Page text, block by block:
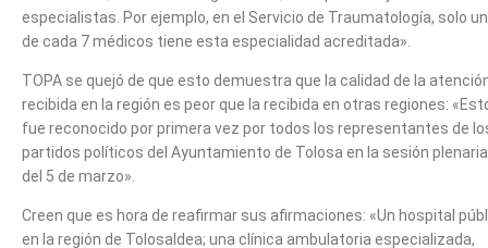
especialistas. Por ejemplo, en el Servicio de Traumatología, solo
de cada 7 médicos tiene esta especialidad acreditada».
TOPA se quejó de que esto demuestra que la calidad de la
recibida en la región es peor que la recibida en otras regiones:
fue reconocido por primera vez por todos los representantes de
partidos políticos del Ayuntamiento de Tolosa en la sesión plenaria
del 5 de marzo».
Creen que es hora de reafirmar sus afirmaciones: «Un hospital
en la región de Tolosaldea; una clínica ambulatoria especializada,